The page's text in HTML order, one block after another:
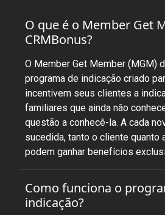
O que é o Member Get
CRMBonus?
O Member Get Member (MGM)
programa de indicação criado
incentivem seus clientes a
familiares que ainda não
questão a conhecê-la. A cada
sucedida, tanto o cliente quanto
podem ganhar benefícios
Como funciona o
indicação?